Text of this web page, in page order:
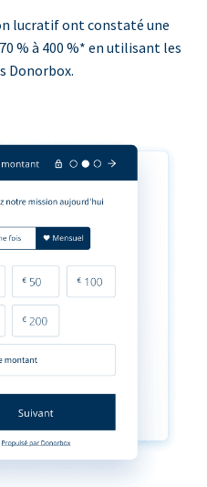
lucratif ont constaté une
% à 400 %* en utilisant les
Donorbox.